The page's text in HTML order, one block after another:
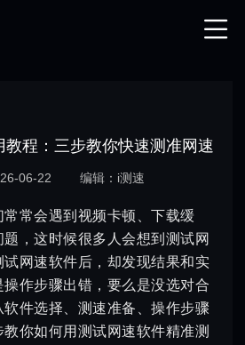
教程：三步教你快速测准网速
06-22 编辑：i测速
常会遇到视频卡顿、下载缓
，这时候很多人会想到测试网
网速软件后，却发现结果和实
操作步骤出错，要么是没选对合
件选择、测速准备、操作步骤
你如何用测试网速软件精准测